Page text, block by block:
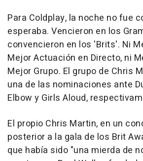
Para Coldplay, la noche no fue
esperaba. Vencieron en los
convencieron en los 'Brits'. Ni
Mejor Actuación en Directo, ni
Mejor Grupo. El grupo de Chris
una de las nominaciones ante
Elbow y Girls Aloud,
El propio Chris Martin, en un
posterior a la gala de los Brit
que había sido "una mierda de